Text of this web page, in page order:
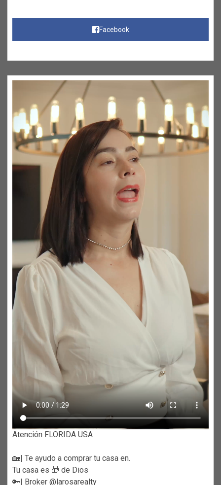
Facebook
Atención FLORIDA USA
🏡| Te ayudo a comprar tu casa en.
Tu casa es 🎁 de Dios
🔑| Broker @larosarealty